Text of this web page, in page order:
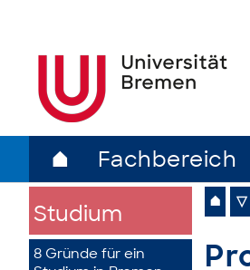
⌂ Fachbereich
Studium
8 Gründe für ein
⌂ ▽